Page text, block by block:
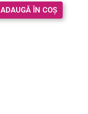
ADAUGĂ ÎN COȘ